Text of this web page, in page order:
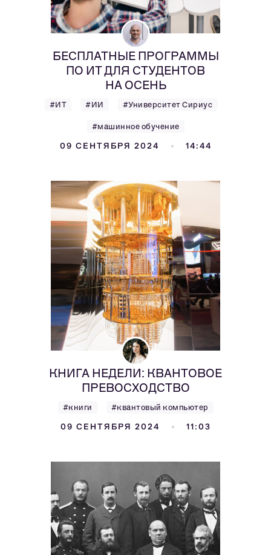
БЕСПЛАТНЫЕ ПРОГРАММЫ
ПО ИТ ДЛЯ СТУДЕНТОВ
НА ОСЕНЬ
#ИТ #ИИ #Университет Сириус
#машинное обучение
09 СЕНТЯБРЯ 2024 14:44
КНИГА НЕДЕЛИ: КВАНТОВОЕ
ПРЕВОСХОДСТВО
#книги #квантовый компьютер
09 СЕНТЯБРЯ 2024 11:03